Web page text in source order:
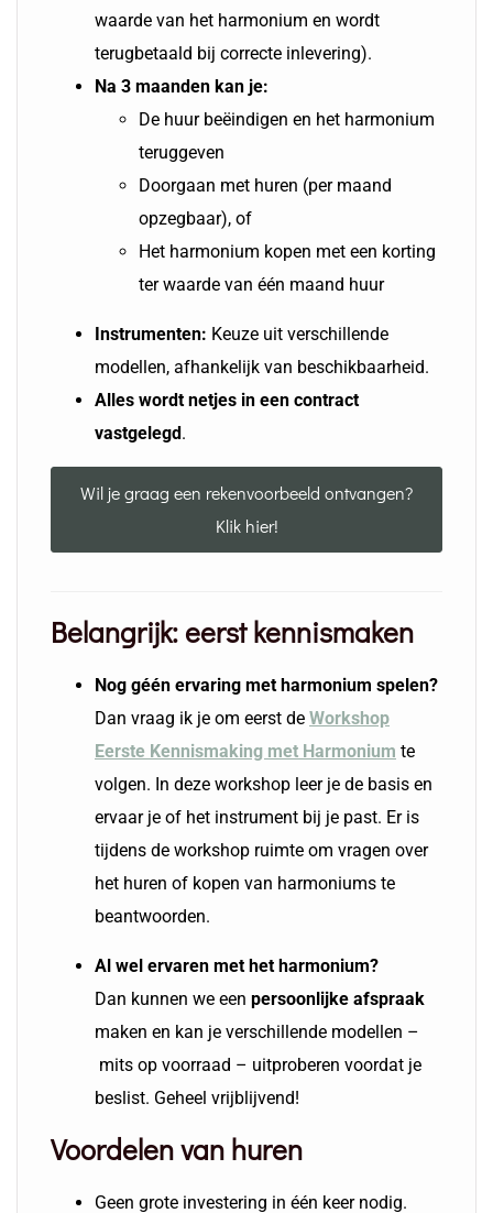
waarde van het harmonium en wordt
terugbetaald bij correcte inlevering).
Na 3 maanden kan je:
De huur beëindigen en het harmonium
teruggeven
Doorgaan met huren (per maand
opzegbaar), of
Het harmonium kopen met een korting
ter waarde van één maand huur
Instrumenten: Keuze uit verschillende
modellen, afhankelijk van beschikbaarheid.
Alles wordt netjes in een contract
vastgelegd.
Wil je graag een rekenvoorbeeld ontvangen?
Klik hier!
Belangrijk: eerst kennismaken
Nog géén ervaring met harmonium spelen?
Dan vraag ik je om eerst de Workshop
Eerste Kennismaking met Harmonium te
volgen. In deze workshop leer je de basis en
ervaar je of het instrument bij je past. Er is
tijdens de workshop ruimte om vragen over
het huren of kopen van harmoniums te
beantwoorden.
Al wel ervaren met het harmonium?
Dan kunnen we een persoonlijke afspraak
maken en kan je verschillende modellen –
mits op voorraad – uitproberen voordat je
beslist. Geheel vrijblijvend!
Voordelen van huren
Geen grote investering in één keer nodig.